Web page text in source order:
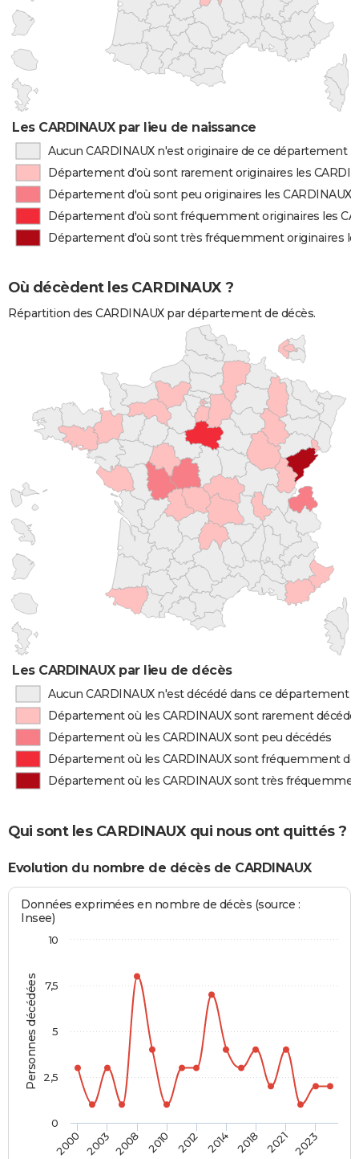
Les CARDINAUX par lieu de naissance
Aucun CARDINAUX n'est originaire de ce département
Département d'où sont rarement originaires les
Département d'où sont peu originaires les CARDINAUX
Département d'où sont fréquemment originaires les
Département d'où sont très fréquemment originaires
Où décèdent les CARDINAUX ?
Répartition des CARDINAUX par département de décès.
Les CARDINAUX par lieu de décès
Aucun CARDINAUX n'est décédé dans ce département
Département où les CARDINAUX sont rarement
Département où les CARDINAUX sont peu décédés
Département où les CARDINAUX sont fréquemment
Département où les CARDINAUX sont très
Qui sont les CARDINAUX qui nous ont quittés ?
Evolution du nombre de décès de CARDINAUX
Personnes décédées
Données exprimées en nombre de décès (source :
Insee)
2000 2003 2008 2010 2012 2014 2018 2021 2023
0
10
2,5
5
7,5